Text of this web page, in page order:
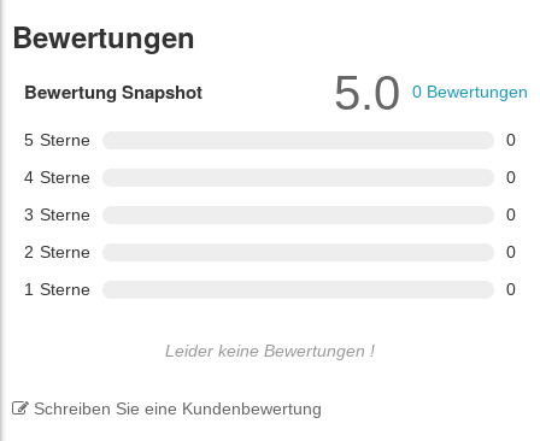
Bewertungen
Bewertung Snapshot
5 Sterne
0
4 Sterne
0
3 Sterne
0
2 Sterne
0
1 Sterne 0
5.0 0 Bewertungen
Leider keine Bewertungen !
Schreiben Sie eine Kundenbewertung